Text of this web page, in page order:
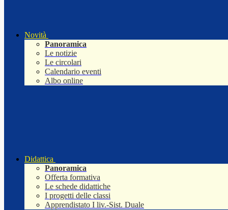
Novità
Panoramica
Le notizie
Le circolari
Calendario eventi
Albo online
Didattica
Panoramica
Offerta formativa
Le schede didattiche
I progetti delle classi
Apprendistato I liv.-Sist. Duale